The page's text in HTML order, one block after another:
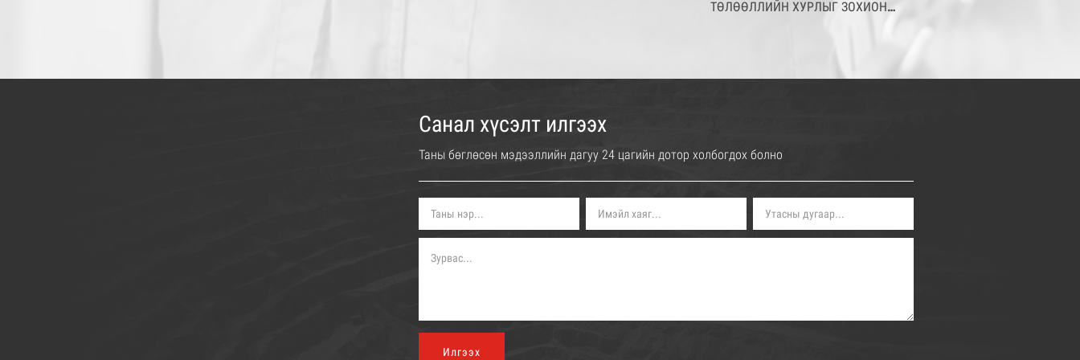
ТӨЛӨӨЛЛИЙН ХУРЛЫГ ЗОХИОН
Санал хүсэлт илгээх
Таны бөглөсөн мэдээллийн дагуу 24 цагийн дотор холбогдох болно
Илгээх